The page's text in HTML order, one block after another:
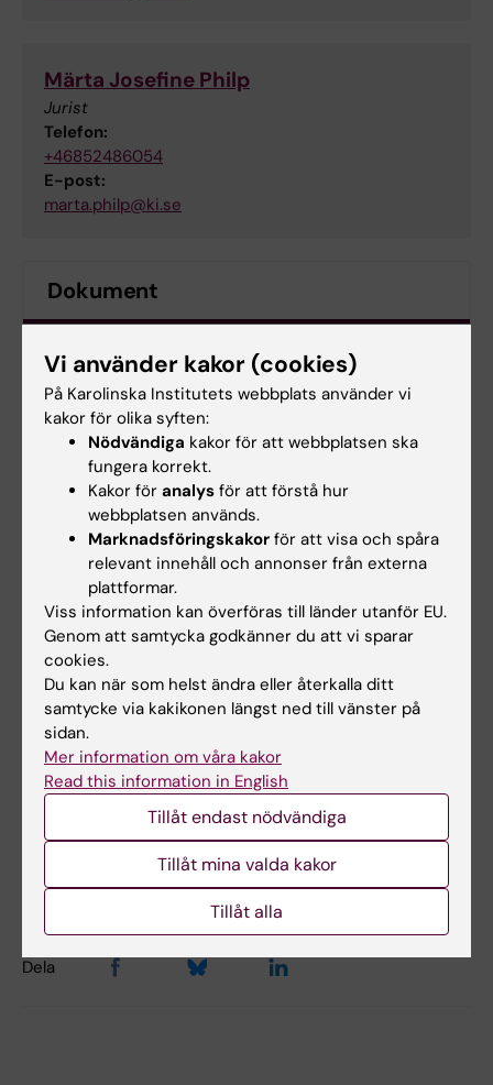
Märta Josefine Philp
Jurist
Telefon:
+46852486054
E-post:
marta.philp@ki.se
Dokument
Handläggningsordning för hantering av
misstanke om försök till fusk (PDF, 155.45 KB)
Procedure for handling suspected attempts to
cheat(PDF, 163.71 KB)
Länkar
Disciplinnämnden
Hade du nytta av informationen på denna sida?
Yes
No
Innehållsgranskare:
Unknown user
Märta Josefine Philp
Sidan uppdaterad:2025-06-12
Dela
Vi använder kakor (cookies)
På Karolinska Institutets webbplats använder vi
kakor för olika syften:
Nödvändiga kakor för att webbplatsen ska
fungera korrekt.
Kakor för analys för att förstå hur
webbplatsen används.
Marknadsföringskakor för att visa och spåra
relevant innehåll och annonser från externa
plattformar.
Viss information kan överföras till länder utanför EU.
Genom att samtycka godkänner du att vi sparar
cookies.
Du kan när som helst ändra eller återkalla ditt
samtycke via kakikonen längst ned till vänster på
sidan.
Mer information om våra kakor
Read this information in English
Tillåt endast nödvändiga
Tillåt mina valda kakor
Tillåt alla